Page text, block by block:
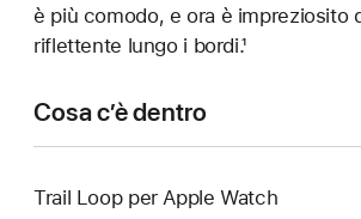
è più comodo, e ora è impreziosito
riflettente lungo i bordi.¹
Cosa c’è dentro
Trail Loop per Apple Watch